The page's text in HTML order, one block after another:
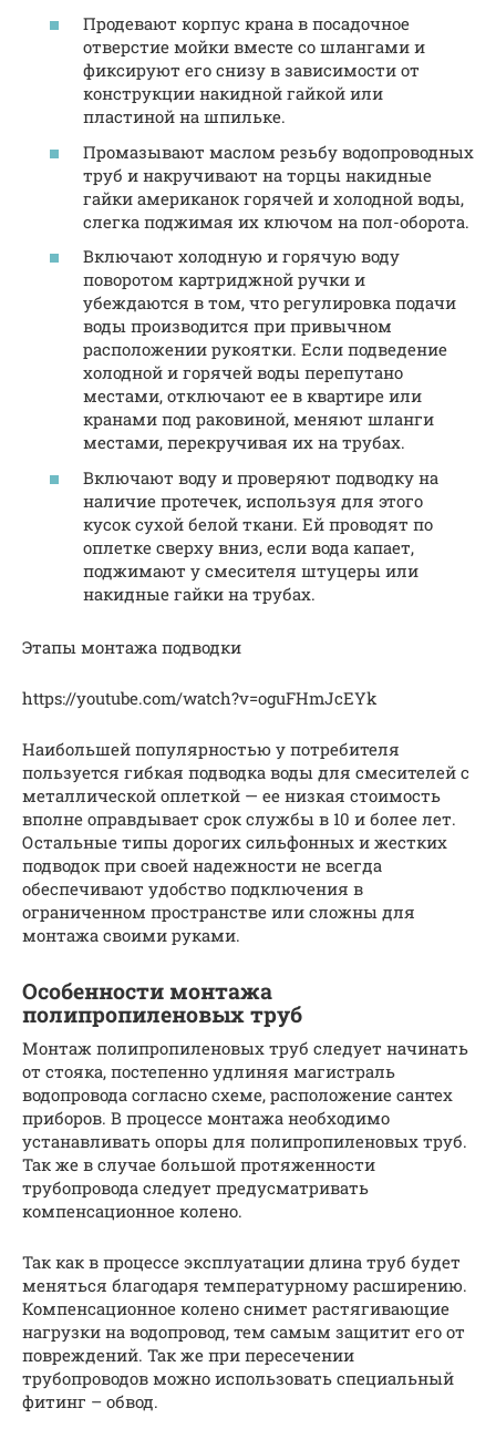
Продевают корпус крана в посадочное
отверстие мойки вместе со шлангами и
фиксируют его снизу в зависимости от
конструкции накидной гайкой или
пластиной на шпильке.
Промазывают маслом резьбу водопроводных
труб и накручивают на торцы накидные
гайки американок горячей и холодной воды,
слегка поджимая их ключом на пол-оборота.
Включают холодную и горячую воду
поворотом картриджной ручки и
убеждаются в том, что регулировка подачи
воды производится при привычном
расположении рукоятки. Если подведение
холодной и горячей воды перепутано
местами, отключают ее в квартире или
кранами под раковиной, меняют шланги
местами, перекручивая их на трубах.
Включают воду и проверяют подводку на
наличие протечек, используя для этого
кусок сухой белой ткани. Ей проводят по
оплетке сверху вниз, если вода капает,
поджимают у смесителя штуцеры или
накидные гайки на трубах.
Этапы монтажа подводки
https://youtube.com/watch?v=oguFHmJcEYk
Наибольшей популярностью у потребителя
пользуется гибкая подводка воды для смесителей с
металлической оплеткой — ее низкая стоимость
вполне оправдывает срок службы в 10 и более лет.
Остальные типы дорогих сильфонных и жестких
подводок при своей надежности не всегда
обеспечивают удобство подключения в
ограниченном пространстве или сложны для
монтажа своими руками.
Особенности монтажа
полипропиленовых труб
Монтаж полипропиленовых труб следует начинать
от стояка, постепенно удлиняя магистраль
водопровода согласно схеме, расположение сантех
приборов. В процессе монтажа необходимо
устанавливать опоры для полипропиленовых труб.
Так же в случае большой протяженности
трубопровода следует предусматривать
компенсационное колено.
Так как в процессе эксплуатации длина труб будет
меняться благодаря температурному расширению.
Компенсационное колено снимет растягивающие
нагрузки на водопровод, тем самым защитит его от
повреждений. Так же при пересечении
трубопроводов можно использовать специальный
фитинг – обвод.